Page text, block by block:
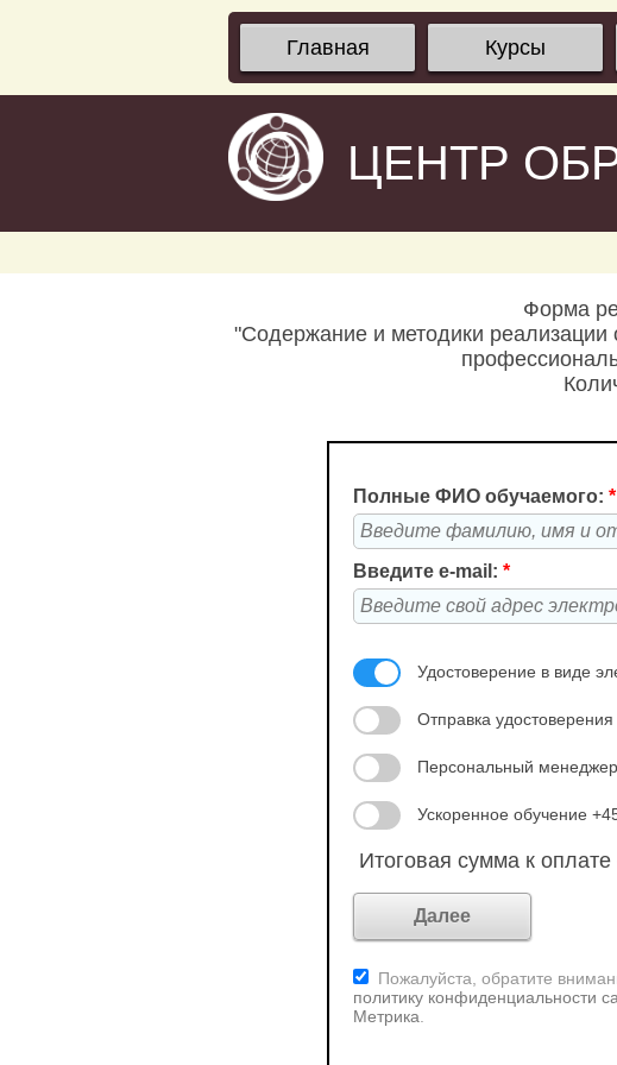
Главная Курсы
ЦЕНТР
Форма
"Содержание и методики реализации
Полные ФИО обучаемого: *
Введите e-mail: *
Удостоверение в виде
Отправка
Персональный менеджер
Ускоренное обучение
Итоговая сумма к оплате
Пожалуйста, обратите
политику конфиденциальности
Метрика